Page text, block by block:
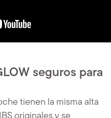
seguros para
tienen la misma alta